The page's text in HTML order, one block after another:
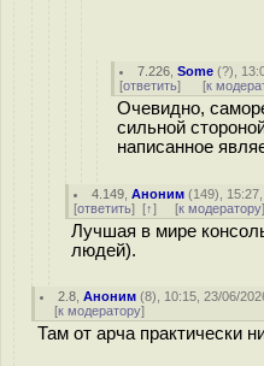
7.226 ,Some (?),
[ответить] [к
Очевидно,
сильной
написанное
4.149 ,Аноним (149),
[ответить] [↑] [к модератору]
Лучшая в мире
людей).
2.8 ,Аноним (8), 10:15, 23/06/
[к модератору]
Там от арча практически